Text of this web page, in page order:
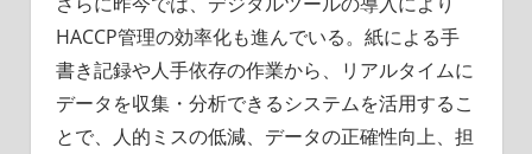
HACCP管理の効率化も進んでいる。紙による手
書き記録や人手依存の作業から、リアルタイムに
データを収集・分析できるシステムを活用するこ
とで、人的ミスの低減、データの正確性向上、担